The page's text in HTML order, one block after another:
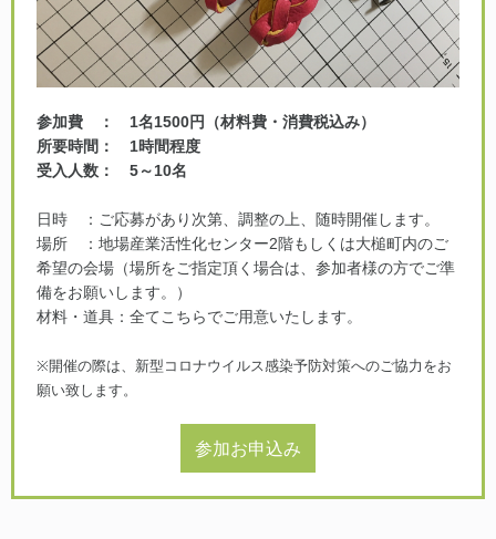
参加費 ： 1名1500円（材料費・消費税込み）
所要時間： 1時間程度
受入人数： 5～10名
日時 ：ご応募があり次第、調整の上、随時開催します。
場所 ：地場産業活性化センター2階もしくは大槌町内のご
希望の会場（場所をご指定頂く場合は、参加者様の方でご準
備をお願いします。）
材料・道具：全てこちらでご用意いたします。
※開催の際は、新型コロナウイルス感染予防対策へのご協力をお
願い致します。
参加お申込み